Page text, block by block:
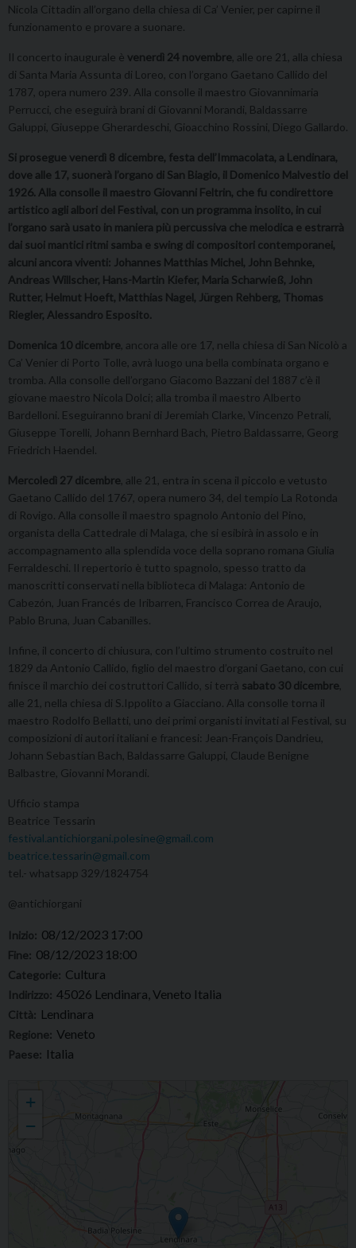
Nicola Cittadin all’organo della chiesa di Ca’ Venier, per capirne il
funzionamento e provare a suonare.
Il concerto inaugurale è venerdì 24 novembre, alle ore 21, alla chiesa
di Santa Maria Assunta di Loreo, con l’organo Gaetano Callido del
1787, opera numero 239. Alla consolle il maestro Giovannimaria
Perrucci, che eseguirà brani di Giovanni Morandi, Baldassarre
Galuppi, Giuseppe Gherardeschi, Gioacchino Rossini, Diego Gallardo.
Si prosegue venerdì 8 dicembre, festa dell’Immacolata, a Lendinara,
dove alle 17, suonerà l’organo di San Biagio, il Domenico Malvestio del
1926. Alla consolle il maestro Giovanni Feltrin, che fu condirettore
artistico agli albori del Festival, con un programma insolito, in cui
l’organo sarà usato in maniera più percussiva che melodica e estrarrà
dai suoi mantici ritmi samba e swing di compositori contemporanei,
alcuni ancora viventi: Johannes Matthias Michel, John Behnke,
Andreas Willscher, Hans-Martin Kiefer, Maria Scharwieß, John
Rutter, Helmut Hoeft, Matthias Nagel, Jürgen Rehberg, Thomas
Riegler, Alessandro Esposito.
Domenica 10 dicembre, ancora alle ore 17, nella chiesa di San Nicolò a
Ca’ Venier di Porto Tolle, avrà luogo una bella combinata organo e
tromba. Alla consolle dell’organo Giacomo Bazzani del 1887 c’è il
giovane maestro Nicola Dolci; alla tromba il maestro Alberto
Bardelloni. Eseguiranno brani di Jeremiah Clarke, Vincenzo Petrali,
Giuseppe Torelli, Johann Bernhard Bach, Pietro Baldassarre, Georg
Friedrich Haendel.
Mercoledì 27 dicembre, alle 21, entra in scena il piccolo e vetusto
Gaetano Callido del 1767, opera numero 34, del tempio La Rotonda
di Rovigo. Alla consolle il maestro spagnolo Antonio del Pino,
organista della Cattedrale di Malaga, che si esibirà in assolo e in
accompagnamento alla splendida voce della soprano romana Giulia
Ferraldeschi. Il repertorio è tutto spagnolo, spesso tratto da
manoscritti conservati nella biblioteca di Malaga: Antonio de
Cabezón, Juan Francés de Iribarren, Francisco Correa de Araujo,
Pablo Bruna, Juan Cabanilles.
Infine, il concerto di chiusura, con l’ultimo strumento costruito nel
1829 da Antonio Callido, figlio del maestro d’organi Gaetano, con cui
finisce il marchio dei costruttori Callido, si terrà sabato 30 dicembre,
alle 21, nella chiesa di S.Ippolito a Giacciano. Alla consolle torna il
maestro Rodolfo Bellatti, uno dei primi organisti invitati al Festival, su
composizioni di autori italiani e francesi: Jean-François Dandrieu,
Johann Sebastian Bach, Baldassarre Galuppi, Claude Benigne
Balbastre, Giovanni Morandi.
Ufficio stampa
Beatrice Tessarin
festival.antichiorgani.polesine@gmail.com
beatrice.tessarin@gmail.com
tel.- whatsapp 329/1824754
@antichiorgani
Inizio: 08/12/2023 17:00
Fine: 08/12/2023 18:00
Categorie: Cultura
Indirizzo: 45026 Lendinara, Veneto Italia
Città: Lendinara
Regione: Veneto
Paese: Italia
S.Biagio
+
−